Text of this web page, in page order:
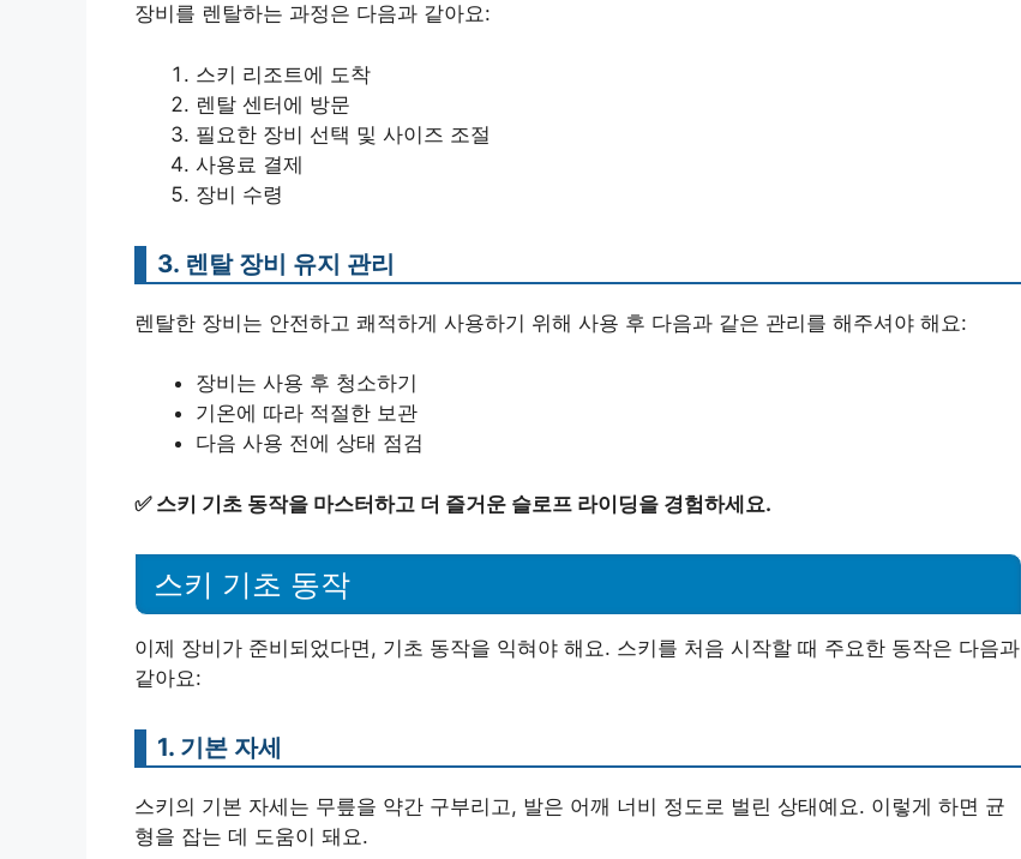
장비를 렌탈하는 과정은 다음과 같아요:
스키 리조트에 도착
렌탈 센터에 방문
필요한 장비 선택 및 사이즈 조절
사용료 결제
장비 수령
3. 렌탈 장비 유지 관리
렌탈한 장비는 안전하고 쾌적하게 사용하기 위해 사용 후 다음과 같은 관리를 해주셔야 해요:
장비는 사용 후 청소하기
기온에 따라 적절한 보관
다음 사용 전에 상태 점검
✅ 스키 기초 동작을 마스터하고 더 즐거운 슬로프 라이딩을 경험하세요.
스키 기초 동작
이제 장비가 준비되었다면, 기초 동작을 익혀야 해요. 스키를 처음 시작할 때 주요한 동작은 다음과
같아요:
1. 기본 자세
스키의 기본 자세는 무릎을 약간 구부리고, 발은 어깨 너비 정도로 벌린 상태예요. 이렇게 하면 균
형을 잡는 데 도움이 돼요.